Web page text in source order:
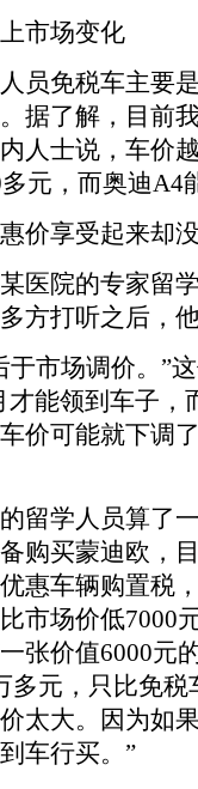
市场变化
免税车主要是
据了解，目前
人士说，车价
元，而奥迪A4
享受起来却没
院的专家留学
方打听之后，
市场调价。”这
才能领到车子，
价可能就下调
学人员算了一
购买蒙迪欧，
惠车辆购置税
市场价低7000
张价值6000元
多元，只比免
太大。因为如
车行买。”